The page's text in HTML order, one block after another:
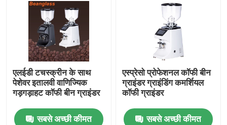
एलईडी टचस्क्रीन के साथ
पेशेवर इतालवी वाणिज्यिक
गड़गड़ाहट कॉफी बीन ग्राइंडर
सबसे अच्छी कीमत
एस्प्रेसो प्रोफेशनल कॉफी बीन
ग्राइंडर ग्राइंडिंग कमर्शियल
कॉफी ग्राइंडर
सबसे अच्छी कीमत